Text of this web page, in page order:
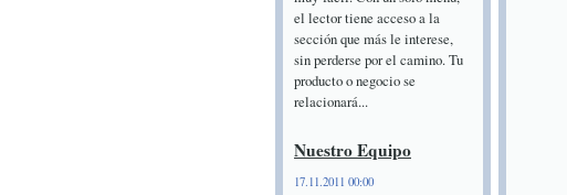
el lector tiene acceso a la
sección que más le interese,
sin perderse por el camino. Tu
producto o negocio se
relacionará...
Nuestro Equipo
17.11.2011 00:00